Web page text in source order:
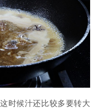
时候汁还比较多要转大